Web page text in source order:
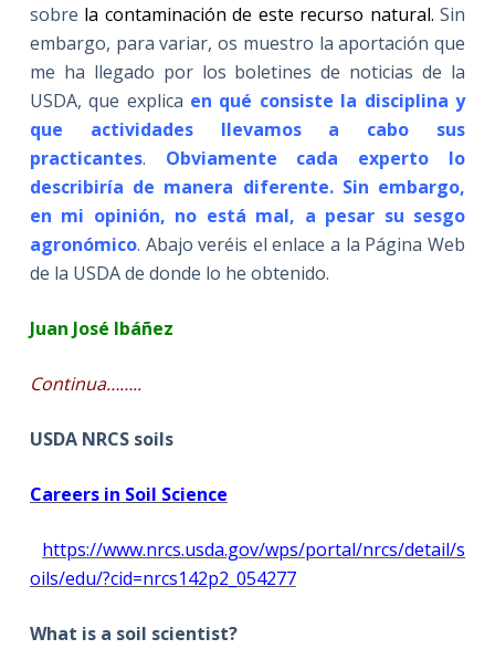
sobre la contaminación de este recurso natural. Sin
embargo, para variar, os muestro la aportación que
me ha llegado por los boletines de noticias de la
USDA, que explica en qué consiste la disciplina y
que actividades llevamos a cabo sus
practicantes. Obviamente cada experto lo
describiría de manera diferente. Sin embargo,
en mi opinión, no está mal, a pesar su sesgo
agronómico. Abajo veréis el enlace a la Página Web
de la USDA de donde lo he obtenido.
Juan José Ibáñez
Continua……..
USDA NRCS soils
Careers in Soil Science
https://www.nrcs.usda.gov/wps/portal/nrcs/detail/s
oils/edu/?cid=nrcs142p2_054277
What is a soil scientist?